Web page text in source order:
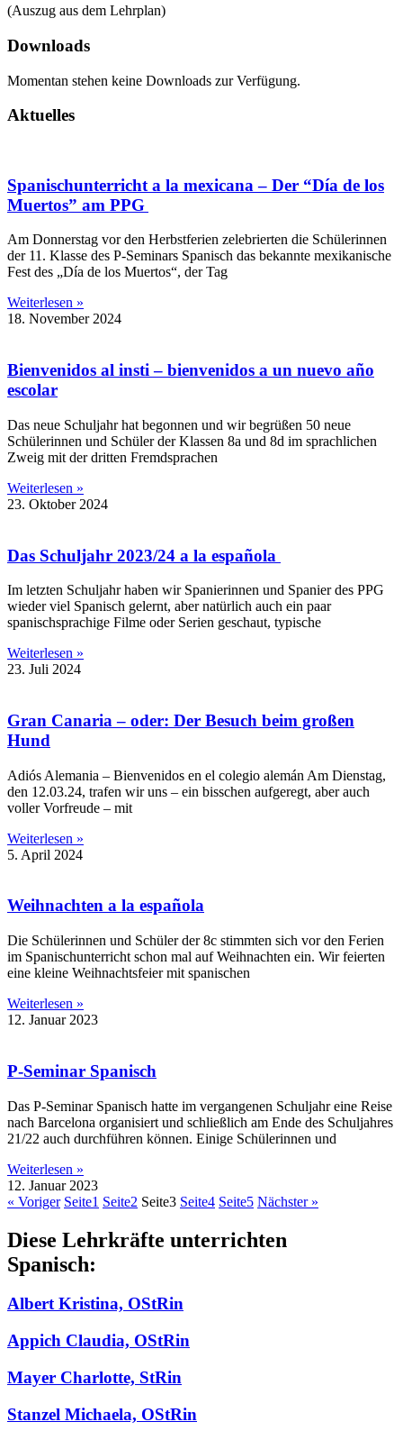
(Auszug aus dem Lehrplan)
Downloads
Momentan stehen keine Downloads zur Verfügung.
Aktuelles
Spanischunterricht a la mexicana – Der “Día de los
Muertos” am PPG
Am Donnerstag vor den Herbstferien zelebrierten die Schülerinnen
der 11. Klasse des P-Seminars Spanisch das bekannte mexikanische
Fest des „Día de los Muertos“, der Tag
Weiterlesen »
18. November 2024
Bienvenidos al insti – bienvenidos a un nuevo año
escolar
Das neue Schuljahr hat begonnen und wir begrüßen 50 neue
Schülerinnen und Schüler der Klassen 8a und 8d im sprachlichen
Zweig mit der dritten Fremdsprachen
Weiterlesen »
23. Oktober 2024
Das Schuljahr 2023/24 a la española
Im letzten Schuljahr haben wir Spanierinnen und Spanier des PPG
wieder viel Spanisch gelernt, aber natürlich auch ein paar
spanischsprachige Filme oder Serien geschaut, typische
Weiterlesen »
23. Juli 2024
Gran Canaria – oder: Der Besuch beim großen
Hund
Adiós Alemania – Bienvenidos en el colegio alemán Am Dienstag,
den 12.03.24, trafen wir uns – ein bisschen aufgeregt, aber auch
voller Vorfreude – mit
Weiterlesen »
5. April 2024
Weihnachten a la española
Die Schülerinnen und Schüler der 8c stimmten sich vor den Ferien
im Spanischunterricht schon mal auf Weihnachten ein. Wir feierten
eine kleine Weihnachtsfeier mit spanischen
Weiterlesen »
12. Januar 2023
P-Seminar Spanisch
Das P-Seminar Spanisch hatte im vergangenen Schuljahr eine Reise
nach Barcelona organisiert und schließlich am Ende des Schuljahres
21/22 auch durchführen können. Einige Schülerinnen und
Weiterlesen »
12. Januar 2023
« Voriger Seite1 Seite2 Seite3 Seite4 Seite5 Nächster »
Diese Lehrkräfte unterrichten
Spanisch:
Albert Kristina, OStRin
Appich Claudia, OStRin
Mayer Charlotte, StRin
Stanzel Michaela, OStRin